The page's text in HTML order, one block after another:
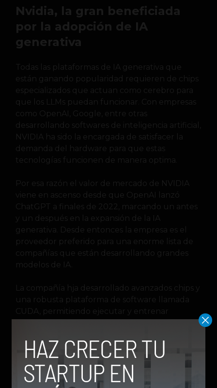
Nvidia, la gran beneficiada
por la adopción de IA
generativa
Todas las plataformas de IA generativa que
están ganando popularidad requieren de chips
especializados que actuan como cerebro para
que los LLMs puedan funcionar. Con empresas
como OpenAI, Google, entre otras
desarrollando softwares de inteligencia artificial,
NVIDIA ha sido la encargada de satisfacer la
demanda del hardware para que estas
tecnologías funcionen de manera optima.
Por esa razón el valor de mercado de NVIDIA
viene en ascenso desde que OpenAI lanzó
ChatGPT a finales de 2022, marcando un antes
y un después en la expansión de la IA
generativa. Desde entonces la empresa es el
proveedor preferido para una enorme lista de
compañías que están desarrollando grandes
modelos de IA.
La compañía hja desarrollado avanzados chips y
una robusta plataforma de software llamada
CUDA, permitiendo ejecutar y entrenar
chip Blackwell Ultra que llegaría en 2025,
mientras que en 2026 lanzaría su esperada
plataforma Rubin AI con la que espera
democratizar el procesamiento computacional